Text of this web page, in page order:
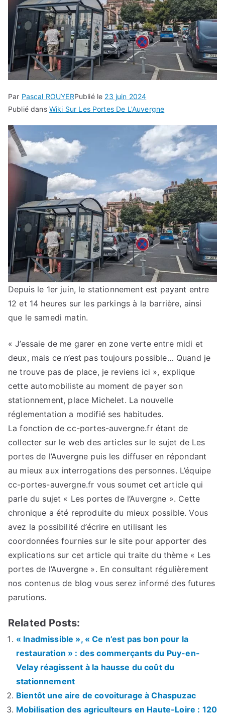
Par Pascal ROUYERPublié le 23 juin 2024
Publié dans Wiki Sur Les Portes De L'Auvergne
Depuis le 1er juin, le stationnement est payant entre
12 et 14 heures sur les parkings à la barrière, ainsi
que le samedi matin.
« J’essaie de me garer en zone verte entre midi et
deux, mais ce n’est pas toujours possible… Quand je
ne trouve pas de place, je reviens ici », explique
cette automobiliste au moment de payer son
stationnement, place Michelet. La nouvelle
réglementation a modifié ses habitudes.
La fonction de cc-portes-auvergne.fr étant de
collecter sur le web des articles sur le sujet de Les
portes de l’Auvergne puis les diffuser en répondant
au mieux aux interrogations des personnes. L’équipe
cc-portes-auvergne.fr vous soumet cet article qui
parle du sujet « Les portes de l’Auvergne ». Cette
chronique a été reproduite du mieux possible. Vous
avez la possibilité d’écrire en utilisant les
coordonnées fournies sur le site pour apporter des
explications sur cet article qui traite du thème « Les
portes de l’Auvergne ». En consultant régulièrement
nos contenus de blog vous serez informé des futures
parutions.
Related Posts:
« Inadmissible », « Ce n’est pas bon pour la
restauration » : des commerçants du Puy-en-
Velay réagissent à la hausse du coût du
stationnement
Bientôt une aire de covoiturage à Chaspuzac
Mobilisation des agriculteurs en Haute-Loire : 120